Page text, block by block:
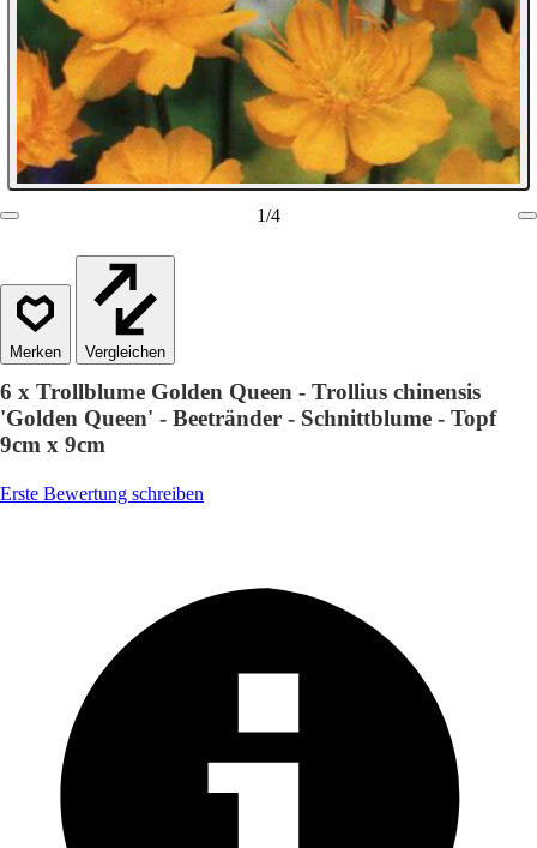
1/4
Vergleichen
6 x Trollblume Golden Queen - Trollius chinensis
'Golden Queen' - Beetränder - Schnittblume - Topf
9cm x 9cm
Erste Bewertung schreiben